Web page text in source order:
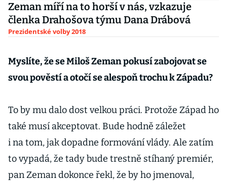
Zeman míří na to horší v nás, vzkazuje
členka Drahošova týmu Dana Drábová
Prezidentské volby 2018
Myslíte, že se Miloš Zeman pokusí zabojovat se
svou pověstí a otočí se alespoň trochu k Západu?
To by mu dalo dost velkou práci. Protože Západ ho
také musí akceptovat. Bude hodně záležet
i na tom, jak dopadne formování vlády. Ale zatím
to vypadá, že tady bude trestně stíhaný premiér,
pan Zeman dokonce řekl, že by ho jmenoval,